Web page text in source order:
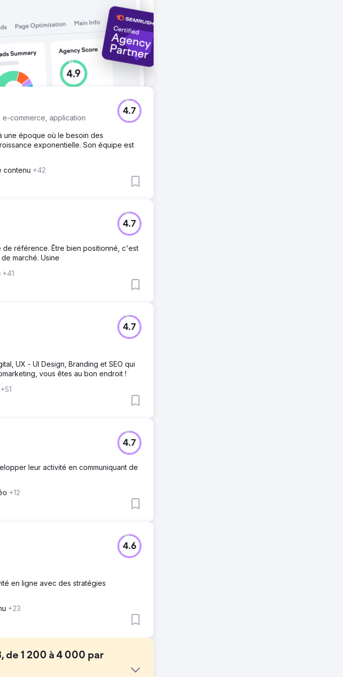
commerce, application
4.7
une époque où le besoin des
exponentielle. Son équipe est
contenu +42
4.7
référence. Être bien positionné, c'est
marché. Usine
+41
4.7
UX - UI Design, Branding et SEO qui
vous êtes au bon endroit !
+51
4.7
leur activité en communiquant de
+12
4.6
en ligne avec des stratégies
+23
de 1 200 à 4 000 par